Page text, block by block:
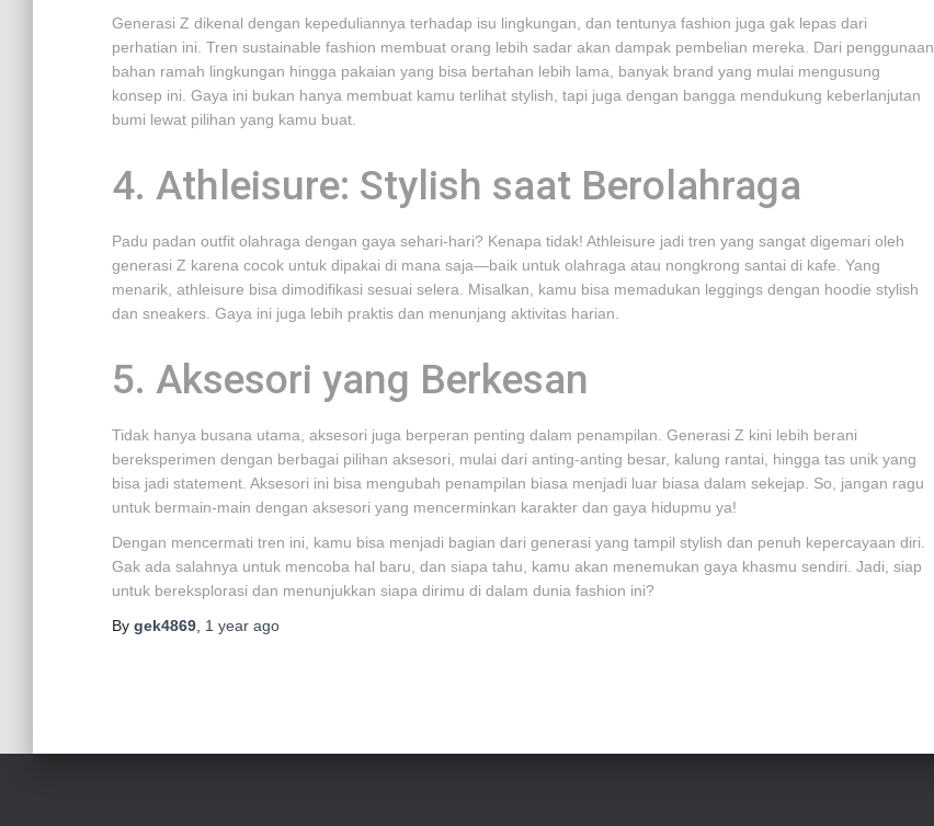
Generasi Z dikenal dengan kepeduliannya terhadap isu lingkungan, dan tentunya fashion juga gak lepas dari
perhatian ini. Tren sustainable fashion membuat orang lebih sadar akan dampak pembelian mereka. Dari penggunaan
bahan ramah lingkungan hingga pakaian yang bisa bertahan lebih lama, banyak brand yang mulai mengusung
konsep ini. Gaya ini bukan hanya membuat kamu terlihat stylish, tapi juga dengan bangga mendukung keberlanjutan
bumi lewat pilihan yang kamu buat.
4. Athleisure: Stylish saat Berolahraga
Padu padan outfit olahraga dengan gaya sehari-hari? Kenapa tidak! Athleisure jadi tren yang sangat digemari oleh
generasi Z karena cocok untuk dipakai di mana saja—baik untuk olahraga atau nongkrong santai di kafe. Yang
menarik, athleisure bisa dimodifikasi sesuai selera. Misalkan, kamu bisa memadukan leggings dengan hoodie stylish
dan sneakers. Gaya ini juga lebih praktis dan menunjang aktivitas harian.
5. Aksesori yang Berkesan
Tidak hanya busana utama, aksesori juga berperan penting dalam penampilan. Generasi Z kini lebih berani
bereksperimen dengan berbagai pilihan aksesori, mulai dari anting-anting besar, kalung rantai, hingga tas unik yang
bisa jadi statement. Aksesori ini bisa mengubah penampilan biasa menjadi luar biasa dalam sekejap. So, jangan ragu
untuk bermain-main dengan aksesori yang mencerminkan karakter dan gaya hidupmu ya!
Dengan mencermati tren ini, kamu bisa menjadi bagian dari generasi yang tampil stylish dan penuh kepercayaan diri.
Gak ada salahnya untuk mencoba hal baru, dan siapa tahu, kamu akan menemukan gaya khasmu sendiri. Jadi, siap
untuk bereksplorasi dan menunjukkan siapa dirimu di dalam dunia fashion ini?
By gek4869 1 year ago